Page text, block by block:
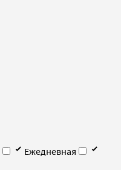
Ежедневная